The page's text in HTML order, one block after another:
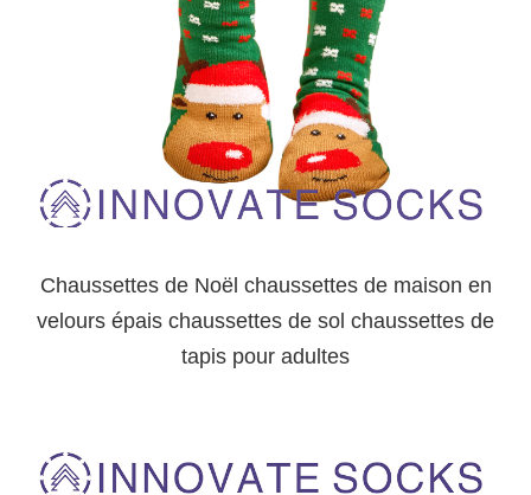
Chaussettes de Noël chaussettes de maison en
velours épais chaussettes de sol chaussettes de
tapis pour adultes